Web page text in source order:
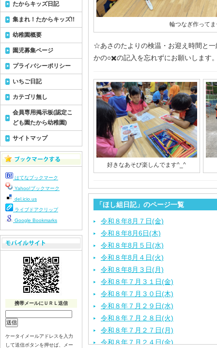
輪つなぎ作って
☆あさのたよりの検温・お迎え時間と
かの○✖️の記入を忘れずにお願いします
好きなあそび楽しんでます^_^
「ほし組日記」のページ一覧
令和８年8月７日(金)
令和８年8月6日(木)
令和８年8月５日(水)
令和８年8月４日(火)
令和８年8月３日(月)
令和８年７月３１日(金)
令和８年７月３０日(木)
令和８年７月２９日(水)
令和８年７月２８日(火)
令和８年７月２７日(月)
令和８年７月２４日(金)
たからキッズ日記
集まれ！たからキッズ!!
幼稚園概要
園児募集ページ
プライバシーポリシー
いちご日記
カテゴリ無し
会員専用掲示板(認定こ
ども園たから幼稚園)
サイトマップ
はてなブックマーク
Yahoo!ブックマーク
del.icio.us
ライブドアクリップ
Google Bookmarks
携帯メールにＵＲＬ送信
ケータイメールアドレスを入力
して送信ボタンを押せば、メー